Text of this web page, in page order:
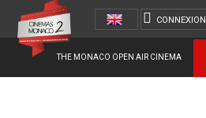
THE MONACO OPEN AIR CINEMA
CONNEXION